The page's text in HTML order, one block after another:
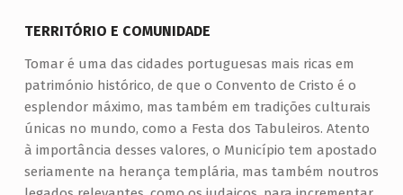
TERRITÓRIO E COMUNIDADE
Tomar é uma das cidades portuguesas mais ricas em
património histórico, de que o Convento de Cristo é o
esplendor máximo, mas também em tradições culturais
únicas no mundo, como a Festa dos Tabuleiros. Atento
à importância desses valores, o Município tem apostado
seriamente na herança templária, mas também noutros